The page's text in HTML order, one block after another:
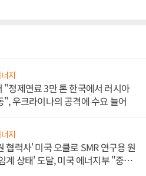
지
"정제연료 3만 톤 한국에서 러시아
", 우크라이나의 공격에 수요 늘어
지
협력사' 미국 오클로 SMR 연구용 원
계 상태' 도달, 미국 에너지부 "중요